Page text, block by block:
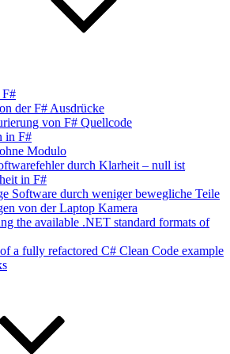
F#
der F# Ausdrücke
von F# Quellcode
in F#
Modulo
durch Klarheit – null ist
in F#
Software durch weniger bewegliche Teile
von der Laptop Kamera
the available .NET standard formats of
a fully refactored C# Clean Code example